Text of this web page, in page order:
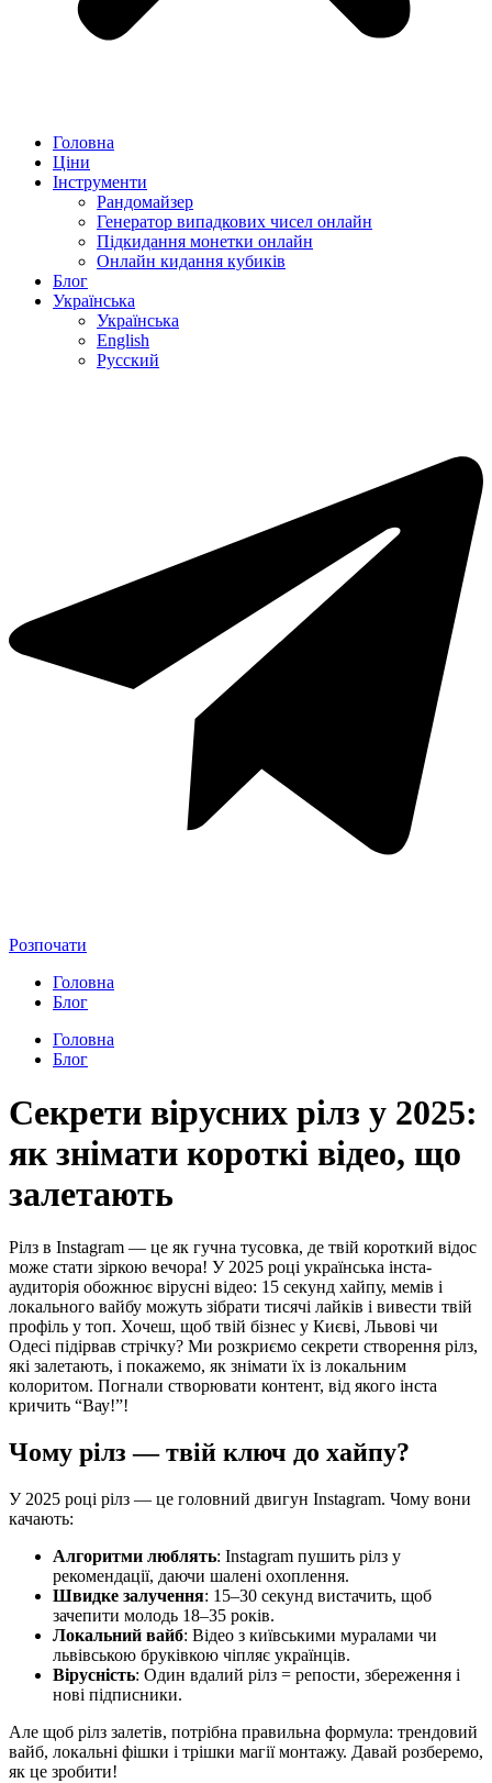
Головна
Ціни
Інструменти
Рандомайзер
Генератор випадкових чисел онлайн
Підкидання монетки онлайн
Онлайн кидання кубиків
Блог
Українська
Українська
English
Русский
Розпочати
Головна
Блог
Головна
Блог
Секрети вірусних рілз у 2025:
як знімати короткі відео, що
залетають
Рілз в Instagram — це як гучна тусовка, де твій короткий відос
може стати зіркою вечора! У 2025 році українська інста-
аудиторія обожнює вірусні відео: 15 секунд хайпу, мемів і
локального вайбу можуть зібрати тисячі лайків і вивести твій
профіль у топ. Хочеш, щоб твій бізнес у Києві, Львові чи
Одесі підірвав стрічку? Ми розкриємо секрети створення рілз,
які залетають, і покажемо, як знімати їх із локальним
колоритом. Погнали створювати контент, від якого інста
кричить “Вау!”!
Чому рілз — твій ключ до хайпу?
У 2025 році рілз — це головний двигун Instagram. Чому вони
качають:
Алгоритми люблять: Instagram пушить рілз у
рекомендації, даючи шалені охоплення.
Швидке залучення: 15–30 секунд вистачить, щоб
зачепити молодь 18–35 років.
Локальний вайб: Відео з київськими муралами чи
львівською бруківкою чіпляє українців.
Вірусність: Один вдалий рілз = репости, збереження і
нові підписники.
Але щоб рілз залетів, потрібна правильна формула: трендовий
вайб, локальні фішки і трішки магії монтажу. Давай розберемо,
як це зробити!